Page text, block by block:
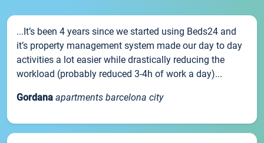
...It’s been 4 years since we started using Beds24 and
it’s property management system made our day to day
activities a lot easier while drastically reducing the
workload (probably reduced 3-4h of work a day)...
Gordana apartments barcelona city